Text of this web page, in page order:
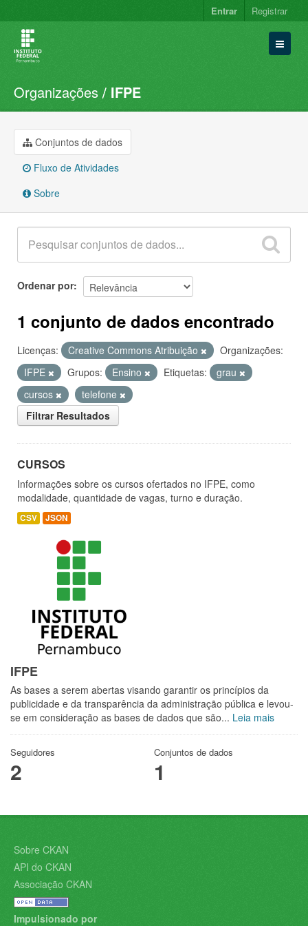
Entrar Registrar
Conjuntos de dados
Organizações
Grupos
Sobre
Organizações IFPE
Conjuntos de dados
Fluxo de Atividades
Sobre
Ordenar por
1 conjunto de dados encontrado
Licenças: Creative Commons Atribuição
Organizações:
IFPE
Grupos: Ensino Etiquetas:
grau
cursos
telefone
Filtrar Resultados
CURSOS
Informações sobre os cursos ofertados no IFPE, como
modalidade, quantidade de vagas, turno e duração.
CSV JSON
IFPE
As bases a serem abertas visando garantir os princípios da
publicidade e da transparência da administração pública e levou-
se em consideração as bases de dados que são... Leia mais
Seguidores
2
Conjuntos de dados
1
Sobre CKAN
API do CKAN
Associação CKAN
Impulsionado por